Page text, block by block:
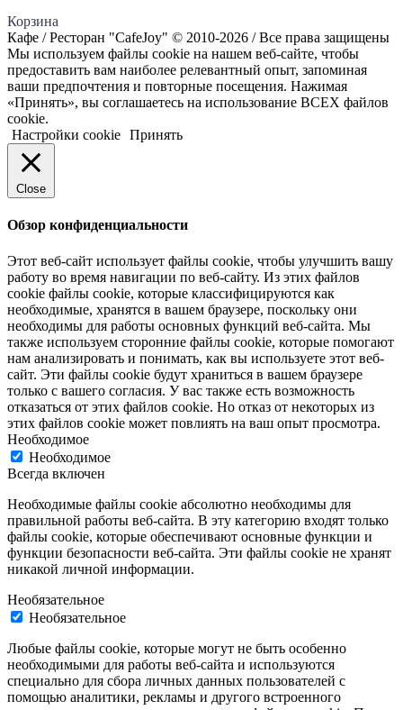
Корзина
Кафе / Ресторан "CafeJoy" © 2010-2026 / Все права защищены
Мы используем файлы cookie на нашем веб-сайте, чтобы
предоставить вам наиболее релевантный опыт, запоминая
ваши предпочтения и повторные посещения. Нажимая
«Принять», вы соглашаетесь на использование ВСЕХ файлов
cookie.
Настройки cookie Принять
Close
Обзор конфиденциальности
Этот веб-сайт использует файлы cookie, чтобы улучшить вашу
работу во время навигации по веб-сайту. Из этих файлов
cookie файлы cookie, которые классифицируются как
необходимые, хранятся в вашем браузере, поскольку они
необходимы для работы основных функций веб-сайта. Мы
также используем сторонние файлы cookie, которые помогают
нам анализировать и понимать, как вы используете этот веб-
сайт. Эти файлы cookie будут храниться в вашем браузере
только с вашего согласия. У вас также есть возможность
отказаться от этих файлов cookie. Но отказ от некоторых из
этих файлов cookie может повлиять на ваш опыт просмотра.
Необходимое
Необходимое
Всегда включен
Необходимые файлы cookie абсолютно необходимы для
правильной работы веб-сайта. В эту категорию входят только
файлы cookie, которые обеспечивают основные функции и
функции безопасности веб-сайта. Эти файлы cookie не хранят
никакой личной информации.
Необязательное
Необязательное
Любые файлы cookie, которые могут не быть особенно
необходимыми для работы веб-сайта и используются
специально для сбора личных данных пользователей с
помощью аналитики, рекламы и другого встроенного